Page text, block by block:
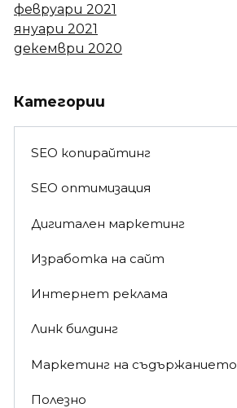
февруари 2021
януари 2021
декември 2020
Категории
SEO копирайтинг
SEO оптимизация
Дигитален маркетинг
Изработка на сайт
Интернет реклама
Линк билдинг
Маркетинг на съдържанието
Полезно